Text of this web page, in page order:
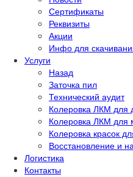
Сертификаты
Реквизиты
Акции
Инфо для
Услуги
Назад
Заточка пил
Технический аудит
Колеровка ЛКМ для
Колеровка ЛКМ для
Колеровка красок
Восстановление и
Логистика
Контакты